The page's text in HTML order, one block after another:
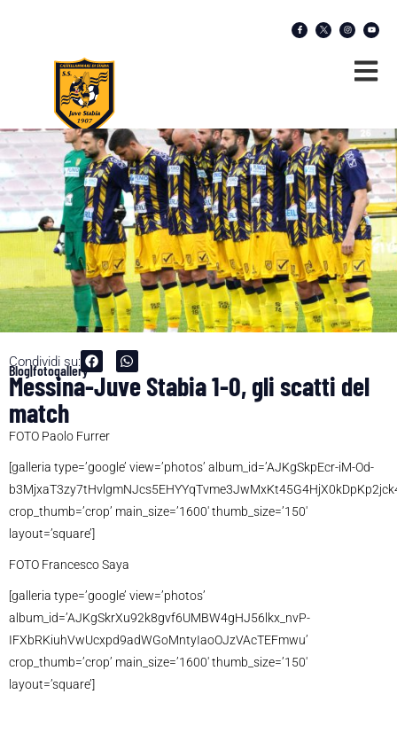
Condividi su:
Blog|fotogallery
Messina-Juve Stabia 1-0, gli scatti del
match
FOTO Paolo Furrer
[galleria type=’google’ view=’photos’ album_id=’AJKgSkpEcr-iM-Od-
crop_thumb=’crop’ main_size=’1600′ thumb_size=’150′
layout=’square’]
FOTO Francesco Saya
[galleria type=’google’ view=’photos’
album_id=’AJKgSkrXu92k8gvf6UMBW4gHJ56lkx_nvP-
IFXbRKiuhVwUcxpd9adWGoMntyIaoOJzVAcTEFmwu’
crop_thumb=’crop’ main_size=’1600′ thumb_size=’150′
layout=’square’]